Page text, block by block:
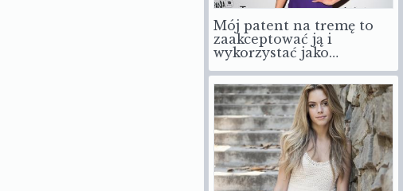
Mój patent na tremę to
zaakceptować ją i
wykorzystać jako…